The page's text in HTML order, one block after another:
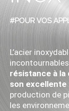
#POUR VOS
L’acier
résistance à
son excellente
production de
les